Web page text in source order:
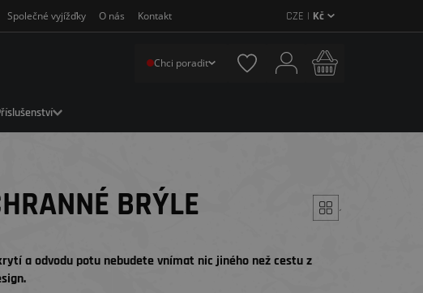
Společné vyjížďky O nás Kontakt CZE | Kč
Chci poradit
BRÝLE ´
a odvodu potu nebudete vnímat nic jiného než cestu z